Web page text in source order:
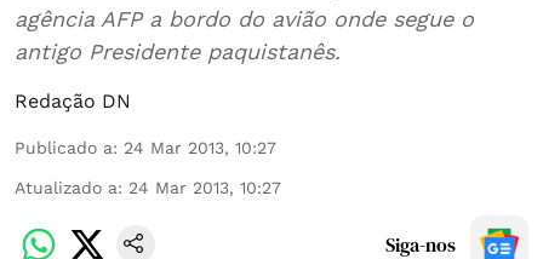
agência AFP a bordo do avião onde segue o
antigo Presidente paquistanês.
Redação DN
Publicado a: 24 Mar 2013, 10:27
Atualizado a: 24 Mar 2013, 10:27
Siga-nos